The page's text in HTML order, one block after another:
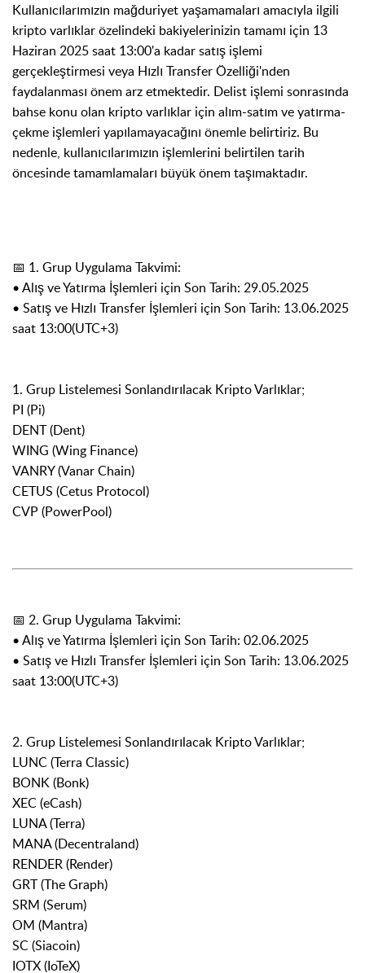
Kullanıcılarımızın mağduriyet yaşamamaları amacıyla ilgili
kripto varlıklar özelindeki bakiyelerinizin tamamı için 13
Haziran 2025 saat 13:00'a kadar satış işlemi
gerçekleştirmesi veya Hızlı Transfer Özelliği'nden
faydalanması önem arz etmektedir. Delist işlemi sonrasında
bahse konu olan kripto varlıklar için alım-satım ve yatırma-
çekme işlemleri yapılamayacağını önemle belirtiriz. Bu
nedenle, kullanıcılarımızın işlemlerini belirtilen tarih
öncesinde tamamlamaları büyük önem taşımaktadır.
📅 1. Grup Uygulama Takvimi:
• Alış ve Yatırma İşlemleri için Son Tarih: 29.05.2025
• Satış ve Hızlı Transfer İşlemleri için Son Tarih: 13.06.2025
saat 13:00(UTC+3)
1. Grup Listelemesi Sonlandırılacak Kripto Varlıklar;
PI (Pi)
DENT (Dent)
WING (Wing Finance)
VANRY (Vanar Chain)
CETUS (Cetus Protocol)
CVP (PowerPool)
📅 2. Grup Uygulama Takvimi:
• Alış ve Yatırma İşlemleri için Son Tarih: 02.06.2025
• Satış ve Hızlı Transfer İşlemleri için Son Tarih: 13.06.2025
saat 13:00(UTC+3)
2. Grup Listelemesi Sonlandırılacak Kripto Varlıklar;
LUNC (Terra Classic)
BONK (Bonk)
XEC (eCash)
LUNA (Terra)
MANA (Decentraland)
RENDER (Render)
GRT (The Graph)
SRM (Serum)
OM (Mantra)
SC (Siacoin)
IOTX (IoTeX)